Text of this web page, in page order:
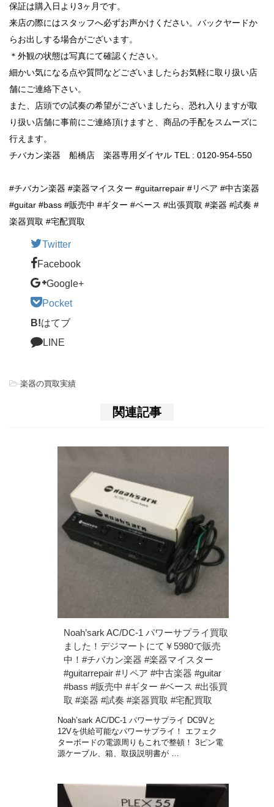
保証は購入日より3ヶ月です。
来店の際にはスタッフへ必ずお声かけください。バックヤードか
らお出しする場合がございます。
＊外観の状態は写真にて確認ください。
細かい気になる点や質問などございましたらお気軽に取り扱い店
舗にご連絡下さい。
また、店頭での試奏の希望がございましたら、恐れ入りますが取
り扱い店舗に事前にご連絡頂けますと、商品の手配をスムーズに
行えます。
チバカン楽器 船橋店 楽器専用ダイヤル TEL : 0120-954-550
#チバカン楽器 #楽器マイスター #guitarrepair #リペア #中古楽器
#guitar #bass #販売中 #ギター #ベース #出張買取 #楽器 #試奏 #
楽器買取 #宅配買取
Twitter
Facebook
Google+
Pocket
B!はてブ
LINE
-楽器の買取実績
関連記事
Noah’sark AC/DC-1 パワーサプライ買取
ました！デジマートにて￥5980で販売
中！#チバカン楽器 #楽器マイスター
#guitarrepair #リペア #中古楽器 #guitar
#bass #販売中 #ギター #ベース #出張買
取 #楽器 #試奏 #楽器買取 #宅配買取
Noah’sark AC/DC-1 パワーサプライ DC9Vと
12Vを供給可能なパワーサプライ！ エフェク
ターボードの電源周りもこれで整頓！ 3ピン電
源ケーブル、箱、取扱説明書が …